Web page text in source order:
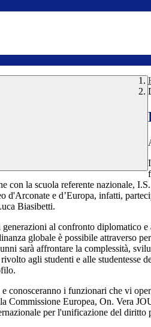
con la scuola referente nazionale,
e d’Europa, infatti,
Biasibetti.
al confronto diplomatico
globale è possibile attraverso
sarà affrontare la complessità,
agli studenti e alle
i funzionari che vi
Commissione Europea, On. Vera
per l'unificazione del